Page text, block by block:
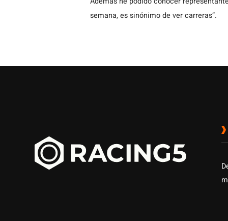
semana, es sinónimo de ver carreras”.